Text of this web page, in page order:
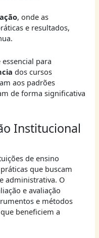
, onde as
e resultados,
para
dos cursos
aos padrões
de forma significativa
Institucional
de ensino
que buscam
administrativa. O
e avaliação
e métodos
beneficiem a